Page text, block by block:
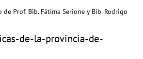
Prof. Bib. Fátima Serione y Bib. Rodrigo
de-la-provincia-de-